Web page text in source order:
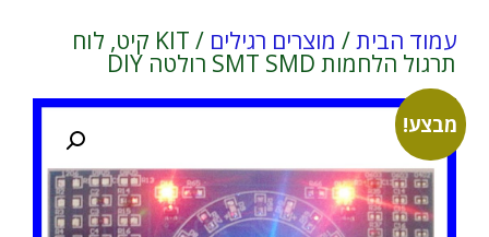
עמוד הבית/ מוצרים רגילים / KIT קיט, לוח
תרגול הלחמות SMT SMD רולטה DIY
מבצע!